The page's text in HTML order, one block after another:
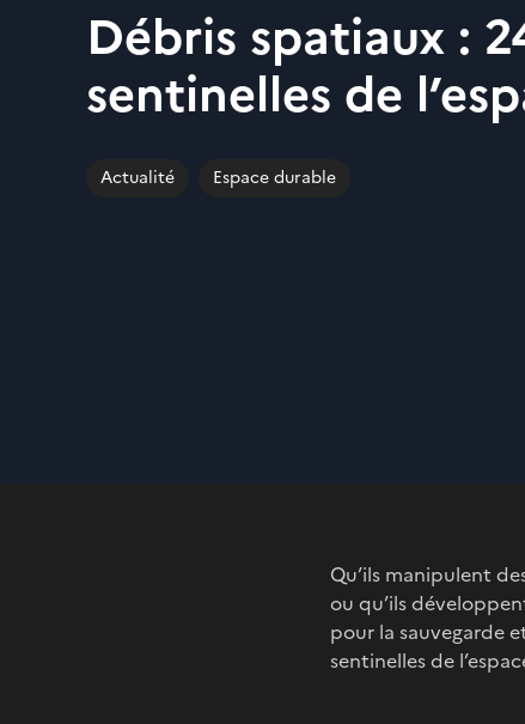
Débris spatiaux :
sentinelles de
Actualité Espace durable
Qu’ils manipulent
ou qu’ils
pour la sauvegarde
sentinelles de